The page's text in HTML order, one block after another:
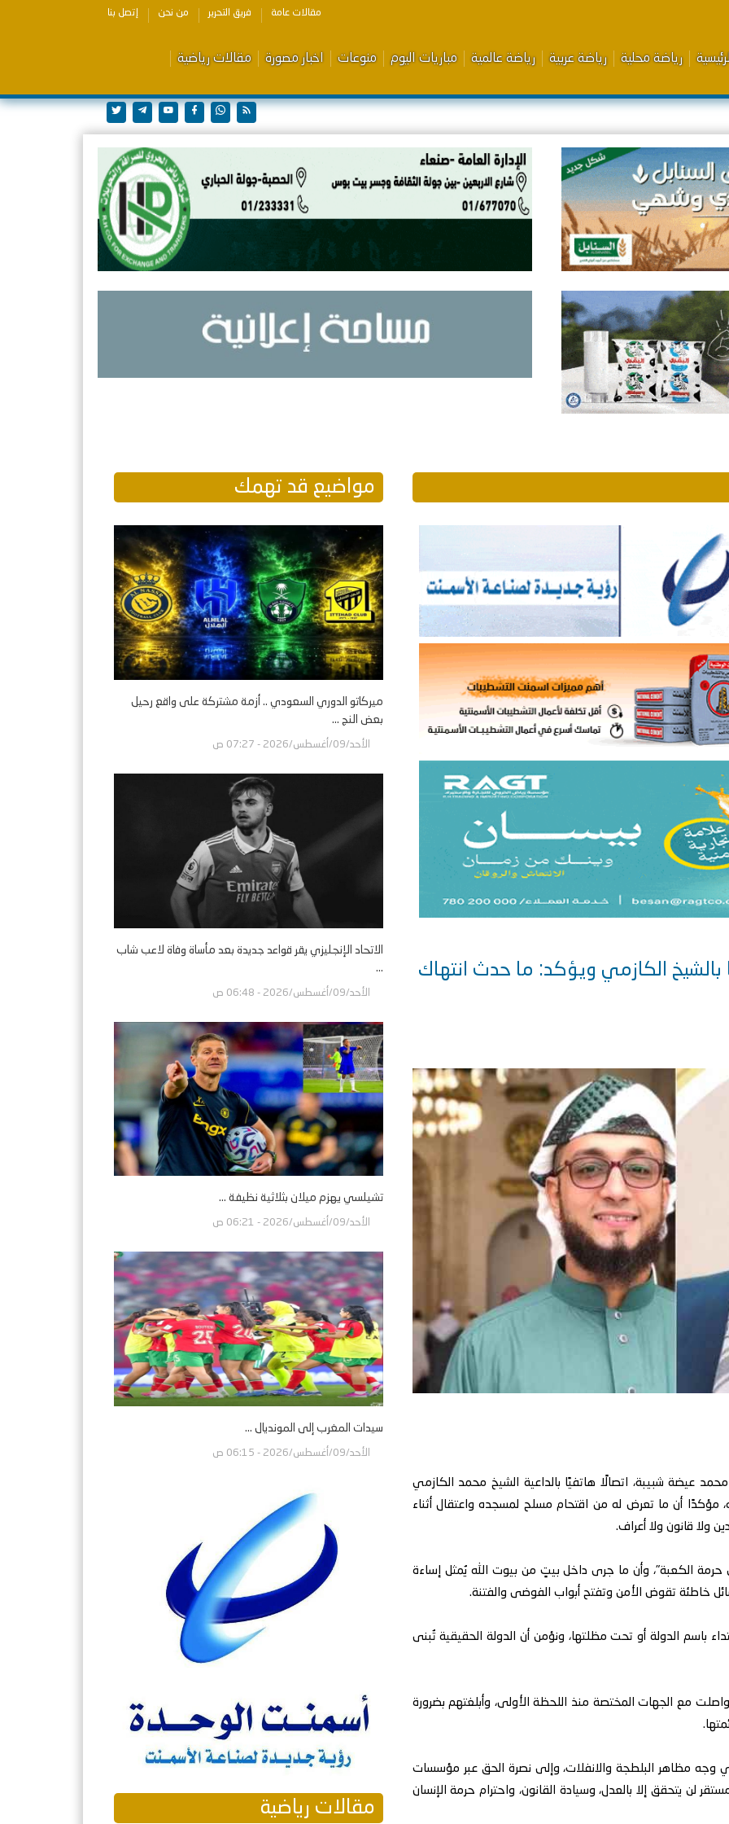
مقالات عامة فريق التحرير من نحن إتصل بنا
رياضة محلية رياضة عربية رياضة عالمية مباريات اليوم منوعات اخبار مصورة مقالات رياضية
بالشيخ الكازمي ويؤكد: ما حدث انتهاك
عيضة شبيبة، اتصالًا هاتفيًا بالداعية الشيخ محمد الكازمي
مؤكدًا أن ما تعرض له من اقتحام مسلح لمسجده واعتقال أثناء
ولا قانون ولا أعراف.
الكعبة"، وأن ما جرى داخل بيتٍ من بيوت الله يُمثل إساءة
خاطئة تقوض الأمن وتفتح أبواب الفوضى والفتنة.
باسم الدولة أو تحت مظلتها، ونؤمن أن الدولة الحقيقية تُبنى
مع الجهات المختصة منذ اللحظة الأولى، وأبلغتهم بضرورة
وجه مظاهر البلطجة والانفلات، وإلى نصرة الحق عبر مؤسسات
لن يتحقق إلا بالعدل، وسيادة القانون، واحترام حرمة الإنسان
مواضيع قد تهمك
ميركاتو الدوري السعودي .. أزمة مشتركة على واقع رحيل
بعض النج ...
الأحد/09/أغسطس/2026 - 07:27 ص
الاتحاد الإنجليزي يقر قواعد جديدة بعد مأساة وفاة لاعب شاب
...
الأحد/09/أغسطس/2026 - 06:48 ص
تشيلسي يهزم ميلان بثلاثية نظيفة ...
الأحد/09/أغسطس/2026 - 06:21 ص
سيدات المغرب إلى المونديال ...
الأحد/09/أغسطس/2026 - 06:15 ص
مقالات رياضية